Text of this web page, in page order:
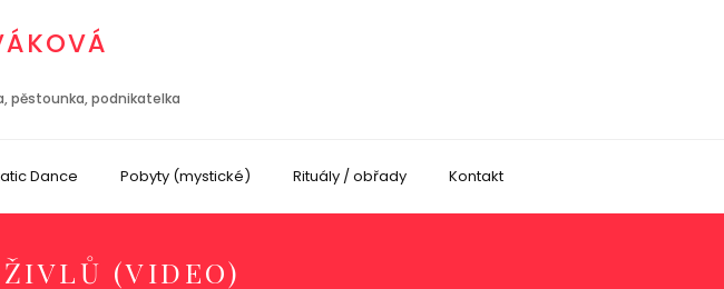
pěstounka, podnikatelka
Dance Pobyty (mystické) Rituály / obřady Kontakt
(VIDEO)